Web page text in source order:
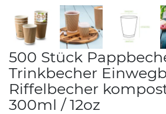
500 Stück
Trinkbecher
Riffelbecher
300ml / 12oz